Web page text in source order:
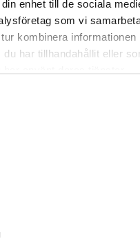
enhet till de sociala
som vi
kombinera informationen
du har tillhandahållit eller
Quintin
Fatta grejen
pirayor
Alain M. Bergeron,